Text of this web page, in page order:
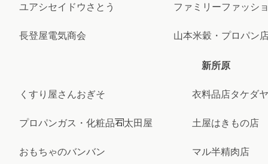
ユアシセイドウさとう ファミリーファッシ
長登屋電気商会 山本米穀・プロパン
新所原
くすり屋さんおぎそ 衣料品店タケダヤ
プロパンガス・化粧品 太田屋 土屋はきもの店
おもちゃのバンバン マル半精肉店